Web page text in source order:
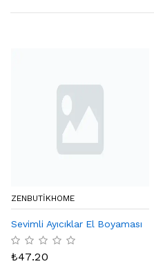
ZENBUTIKHOME
Sevimli Ayıcıklar El Boyaması
₺47.20